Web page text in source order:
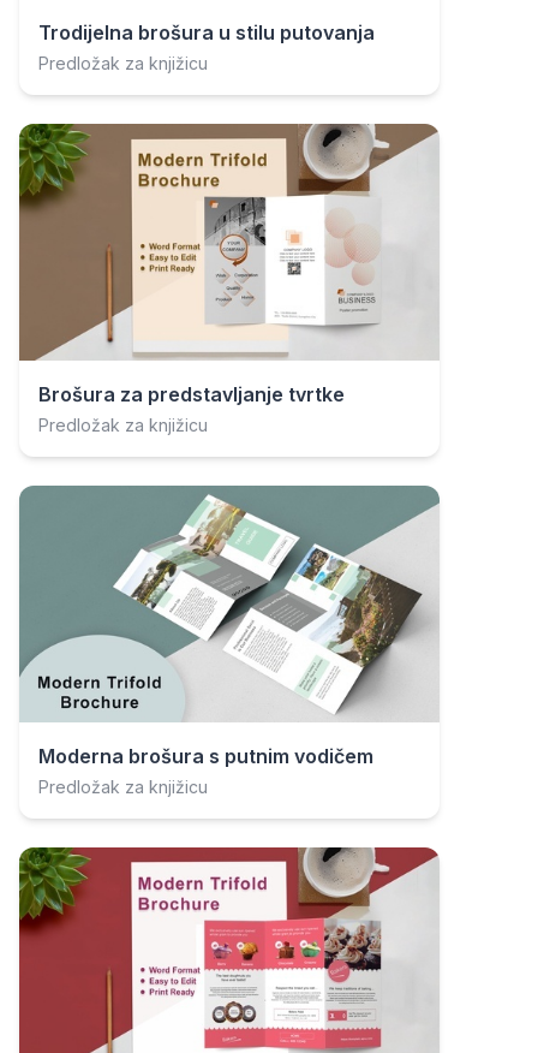
Trodijelna brošura u stilu putovanja
Predložak za knjižicu
Brošura za predstavljanje tvrtke
Predložak za knjižicu
Moderna brošura s putnim vodičem
Predložak za knjižicu